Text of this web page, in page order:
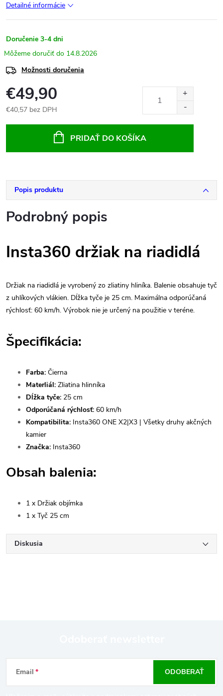
Detailné informácie
Doručenie 3-4 dni
14.8.2026
Možnosti doručenia
€49,90
€40,57 bez DPH
PRIDAŤ DO KOŠÍKA
Popis produktu
Podrobný popis
Insta360 držiak na riadidlá
Držiak na riadidlá je vyrobený zo zliatiny hliníka. Balenie obsahuje tyč
z uhlíkových vlákien. Dĺžka tyče je 25 cm. Maximálna odporúčaná
rýchlosť: 60 km/h. Výrobok nie je určený na použitie v teréne.
Špecifikácia:
Farba: Čierna
Materliál: Zliatina hlinníka
Dĺžka tyče: 25 cm
Odporúčaná rýchlosť: 60 km/h
Kompatibilita: Insta360 ONE X2|X3 | Všetky druhy akčných
kamier
Značka: Insta360
Obsah balenia:
1 x Držiak objímka
1 x Tyč 25 cm
Diskusia
Z
á
Email ODOBERAŤ